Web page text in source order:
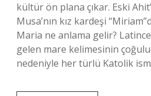
kültür ön plana çıkar. Eski
Musa’nın kız kardeşi
Maria ne anlama gelir?
gelen mare kelimesinin
nedeniyle her türlü Katolik